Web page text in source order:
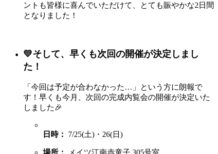
ントも皆様に喜んでいただけて、とても賑やかな2日間
となりました！
💛そして、早くも次回の開催が決定しまし
た！
「今回は予定が合わなかった…」という方に朗報で
す！早くも今月、次回の完成内覧会の開催が決定いた
しました🎉
日時： 7/25(土)・26(日)
場所： メイツ江南赤童子 305号室